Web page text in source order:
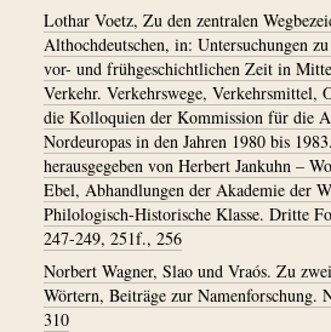
Lothar Voetz, Zu den zentralen
Althochdeutschen, in: Untersuchungen
vor- und frühgeschichtlichen Zeit in
Verkehr. Verkehrswege, Verkehrsmittel,
die Kolloquien der Kommission für die
Nordeuropas in den Jahren 1980 bis
herausgegeben von Herbert Jankuhn –
Ebel, Abhandlungen der Akademie der
Philologisch-Historische Klasse. Dritte
247-249, 251f., 256
Norbert Wagner, Slao und Vraós. Zu
Wörtern, Beiträge zur Namenforschung.
310